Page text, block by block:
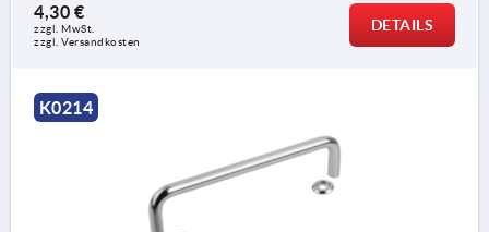
4,30 €
zzgl. MwSt.
zzgl. Versandkosten
DETAILS
K0214